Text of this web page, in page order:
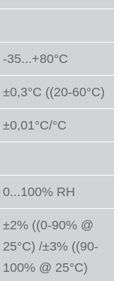
-35...+80°C
±0,3°C ((20-60°C)
±0,01°C/°C
0...100% RH
±2% ((0-90% @
25°C) /±3% ((90-
100% @ 25°C)